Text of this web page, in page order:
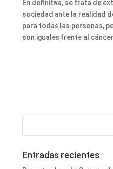
En definitiva, se trata de
sociedad ante la realidad
para todas las personas,
son iguales frente al
Entradas recientes